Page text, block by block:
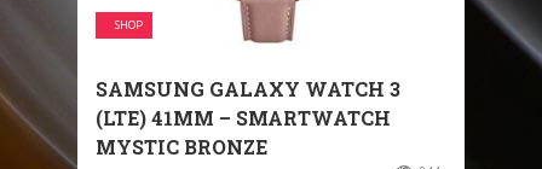
SHOP
SAMSUNG GALAXY WATCH 3
(LTE) 41MM – SMARTWATCH
MYSTIC BRONZE